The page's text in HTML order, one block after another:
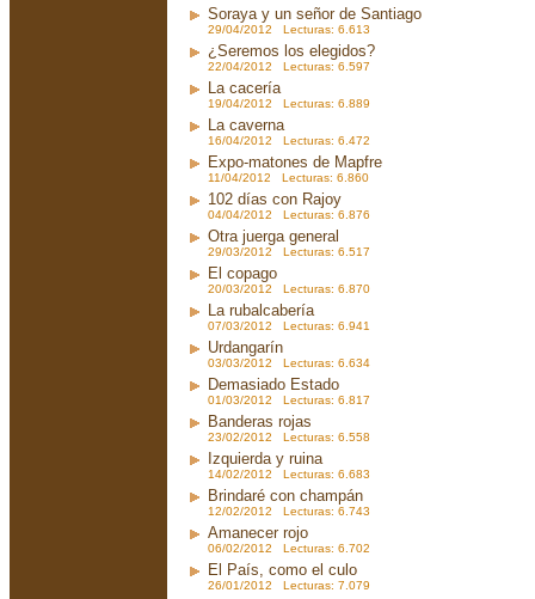
Soraya y un señor de Santiago
29/04/2012 Lecturas: 6.613
¿Seremos los elegidos?
22/04/2012 Lecturas: 6.597
La cacería
19/04/2012 Lecturas: 6.889
La caverna
16/04/2012 Lecturas: 6.472
Expo-matones de Mapfre
11/04/2012 Lecturas: 6.860
102 días con Rajoy
04/04/2012 Lecturas: 6.876
Otra juerga general
29/03/2012 Lecturas: 6.517
El copago
20/03/2012 Lecturas: 6.870
La rubalcabería
07/03/2012 Lecturas: 6.941
Urdangarín
03/03/2012 Lecturas: 6.634
Demasiado Estado
01/03/2012 Lecturas: 6.817
Banderas rojas
23/02/2012 Lecturas: 6.558
Izquierda y ruina
14/02/2012 Lecturas: 6.683
Brindaré con champán
12/02/2012 Lecturas: 6.743
Amanecer rojo
06/02/2012 Lecturas: 6.702
El País, como el culo
26/01/2012 Lecturas: 7.079